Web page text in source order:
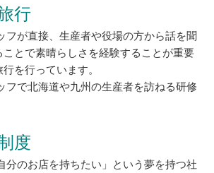
行
フが直接、生産者や役場の方から話を聞
とで素晴らしさを経験することが重要
を行っています。
フで北海道や九州の生産者を訪ねる研修
度
分のお店を持ちたい」という夢を持つ社